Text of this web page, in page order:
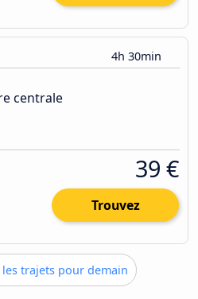
4h 30min
centrale
39 €
Trouvez
trajets pour demain